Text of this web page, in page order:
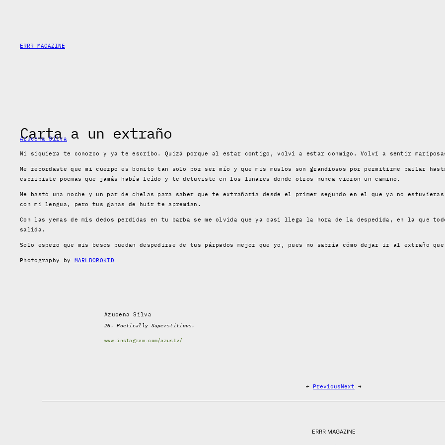
ERRR MAGAZINE
Carta a un extraño
Azucena Silva
Ni siquiera te conozco y ya te escribo. Quizá porque al estar contigo, volví a estar conmigo. Volví a sentir
Me recordaste que mi cuerpo es bonito tan solo por ser mío y que mis muslos son grandiosos por permitirme bailar
escribiste poemas que jamás había leído y te detuviste en los lunares donde otros nunca vieron un camino.
Me bastó una noche y un par de chelas para saber que te extrañaría desde el primer segundo en el que ya no
con mi lengua, pero tus ganas de huir te apremian.
Con las yemas de mis dedos perdidas en tu barba se me olvida que ya casi llega la hora de la despedida, en la que
salida.
Solo espero que mis besos puedan despedirse de tus párpados mejor que yo, pues no sabría cómo dejar ir al extraño
Photography by MARLBOROKID
Azucena Silva
26. Poetically Superstitious.
www.instagram.com/azuslv/
← PreviousNext →
ERRR MAGAZINE